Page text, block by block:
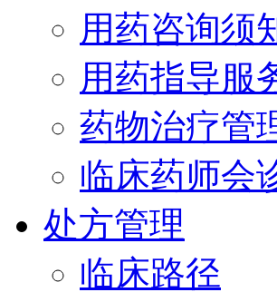
用药咨询须
用药指导服
药物治疗管
临床药师会
处方管理
临床路径